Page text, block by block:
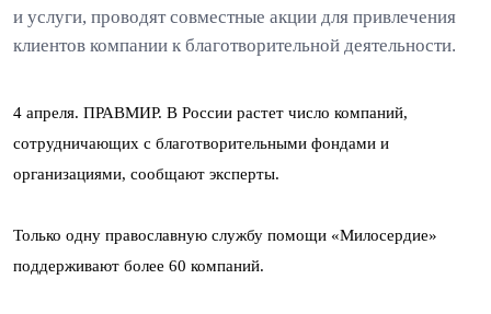
и услуги, проводят совместные акции для привлечения
клиентов компании к благотворительной деятельности.
4 апреля. ПРАВМИР. В России растет число компаний,
сотрудничающих с благотворительными фондами и
организациями, сообщают эксперты.
Только одну православную службу помощи «Милосердие»
поддерживают более 60 компаний.